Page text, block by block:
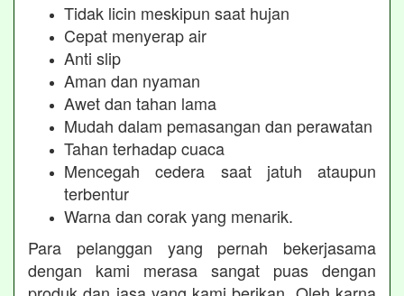
Tidak licin meskipun saat hujan
Cepat menyerap air
Anti slip
Aman dan nyaman
Awet dan tahan lama
Mudah dalam pemasangan dan perawatan
Tahan terhadap cuaca
Mencegah cedera saat jatuh ataupun
terbentur
Warna dan corak yang menarik.
Para pelanggan yang pernah bekerjasama
dengan kami merasa sangat puas dengan